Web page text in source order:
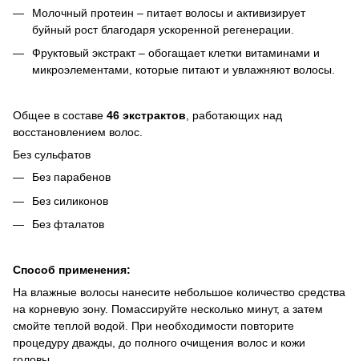
Молочный протеин – питает волосы и активизирует
буйный рост благодаря ускоренной регенерации.
Фруктовый экстракт – обогащает клетки витаминами и
микроэлементами, которые питают и увлажняют волосы.
Общее в составе 46 экстрактов, работающих над
восстановлением волос.
Без сульфатов
Без парабенов
Без силиконов
Без фталатов
Способ применения:
На влажные волосы нанесите небольшое количество средства
на корневую зону. Помассируйте несколько минут, а затем
смойте теплой водой. При необходимости повторите
процедуру дважды, до полного очищения волос и кожи